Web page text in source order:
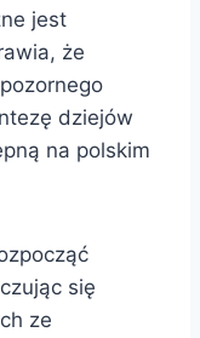
jest
że
dziejów
na polskim
się
ze